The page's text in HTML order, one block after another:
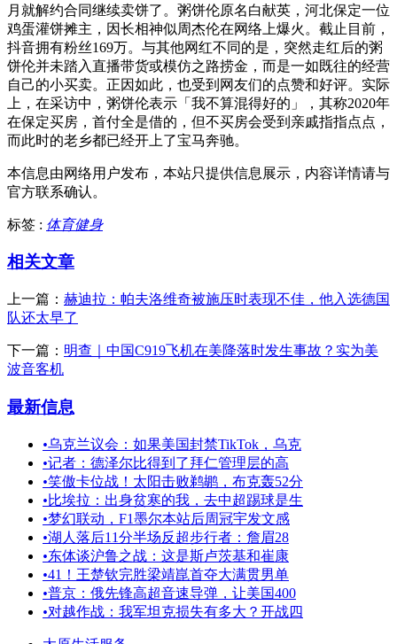
月就解约合同继续卖饼了。粥饼伦原名白献英，河北保定一位
鸡蛋灌饼摊主，因长相神似周杰伦在网络上爆火。截止目前，
抖音拥有粉丝169万。与其他网红不同的是，突然走红后的粥
饼伦并未踏入直播带货或模仿之路捞金，而是一如既往的经营
自己的小买卖。正因如此，也受到网友们的点赞和好评。实际
上，在采访中，粥饼伦表示「我不算混得好的」，其称2020年
在保定买房，首付全是借的，但不买房会受到亲戚指指点点，
而此时的老乡都已经开上了宝马奔驰。
本信息由网络用户发布， 本站只提供信息展示，内容详情请与
官方联系确认。
标签 : 体育健身
相关文章
上一篇： 赫迪拉：帕夫洛维奇被施压时表现不佳，他入选德国
队还太早了
下一篇： 明查｜中国C919飞机在美降落时发生事故？实为美
波音客机
最新信息
•乌克兰议会：如果美国封禁TikTok，乌克
•记者：德泽尔比得到了拜仁管理层的高
•笑傲卡位战！太阳击败鹈鹕，布克轰52分
•比埃拉：出身贫寒的我，去中超踢球是生
•梦幻联动，F1墨尔本站后周冠宇发文感
•湖人落后11分半场反超步行者：詹眉28
•东体谈沪鲁之战：这是斯卢茨基和崔康
•41！王楚钦完胜梁靖崑首夺大满贯男单
•普京：俄先锋高超音速导弹，让美国400
•对越作战：我军坦克损失有多大？开战四